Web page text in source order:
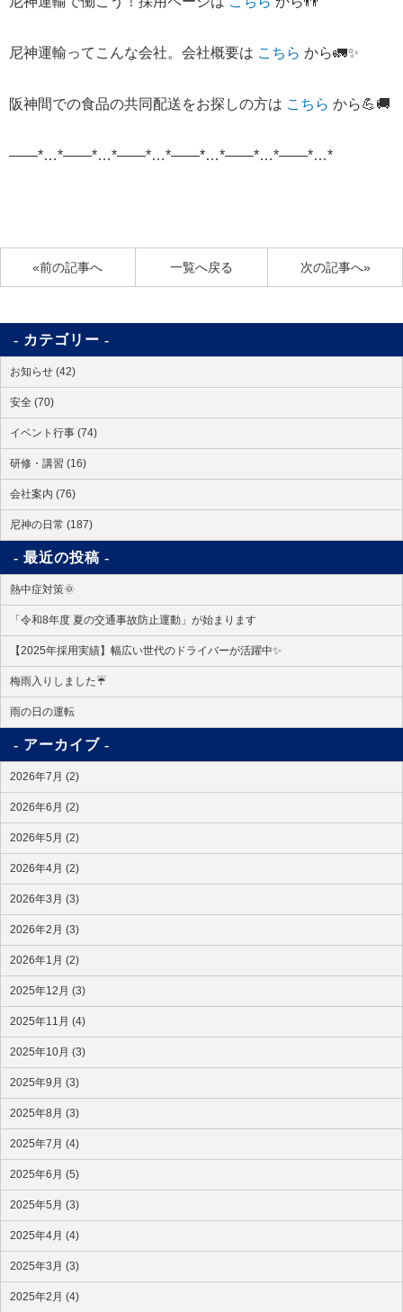
尼神運輸ってこんな会社。会社概要は こちら から🚛✨
阪神間での食品の共同配送をお探しの方は こちら から💪🚚
——*…*——*…*——*…*——*…*——*…*——*…*
«前の記事へ 次の記事へ»
一覧へ戻る
カテゴリー
お知らせ (42)
安全 (70)
イベント行事 (74)
研修・講習 (16)
会社案内 (76)
尼神の日常 (187)
最近の投稿
熱中症対策🌞
「令和8年度 夏の交通事故防止運動」が始まります
【2025年採用実績】幅広い世代のドライバーが活躍中✨
梅雨入りしました☔
雨の日の運転
アーカイブ
2026年7月 (2)
2026年6月 (2)
2026年5月 (2)
2026年4月 (2)
2026年3月 (3)
2026年2月 (3)
2026年1月 (2)
2025年12月 (3)
2025年11月 (4)
2025年10月 (3)
2025年9月 (3)
2025年8月 (3)
2025年7月 (4)
2025年6月 (5)
2025年5月 (3)
2025年4月 (4)
2025年3月 (3)
2025年2月 (4)